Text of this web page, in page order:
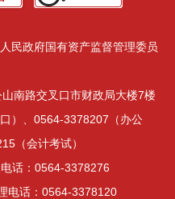
民政府国有资产监督管理委员
南路交叉口市财政局大楼7楼
）、0564-3378207（办公
（会计考试）
话：0564-3378276
电话：0564-3378120